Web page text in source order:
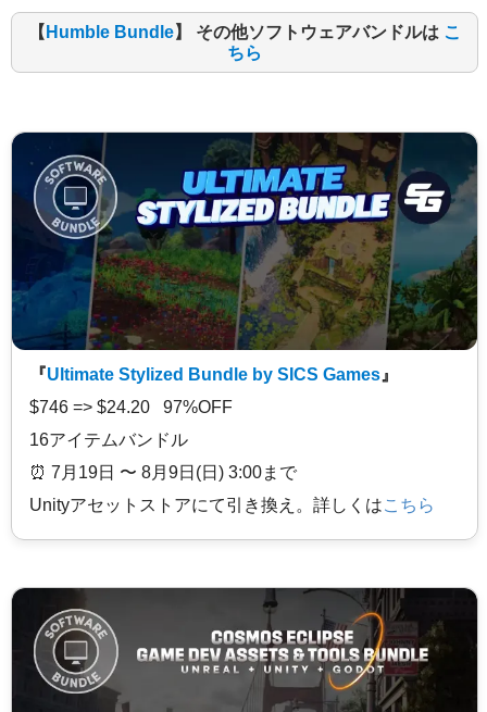
【 Humble Bundle】 その他ソフトウェアバンドルは こ
ちら
『Ultimate Stylized Bundle by SICS Games 』
$746 => $24.20 97%OFF
16アイテムバンドル
⏰️ 7月19日 〜 8月9日(日) 3:00まで
Unityアセットストアにて引き換え。詳しくはこちら